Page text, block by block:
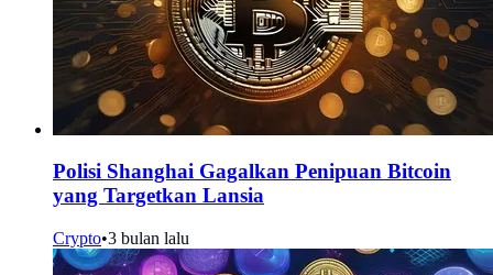
Polisi Shanghai Gagalkan Penipuan Bitcoin
yang Targetkan Lansia
Crypto•3 bulan lalu